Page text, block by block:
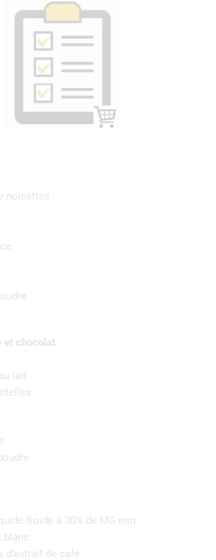
noisettes
et chocolat
lait
froide à 30% de MG min
blanc
de café